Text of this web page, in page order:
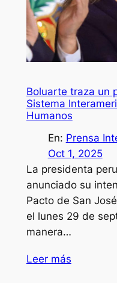
Boluarte traza un
Sistema
Humanos
En: Prensa
Oct 1, 2025
La presidenta
anunciado su
Pacto de San
el lunes 29 de
manera…
Leer más